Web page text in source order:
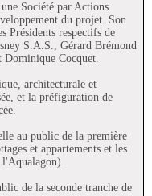
Société par Actions
du projet. Son
Présidents respectifs de
S.A.S., Gérard Brémond
Dominique Cocquet.
architecturale et
et la préfiguration de
au public de la première
et appartements et les
l'Aqualagon).
de la seconde tranche de